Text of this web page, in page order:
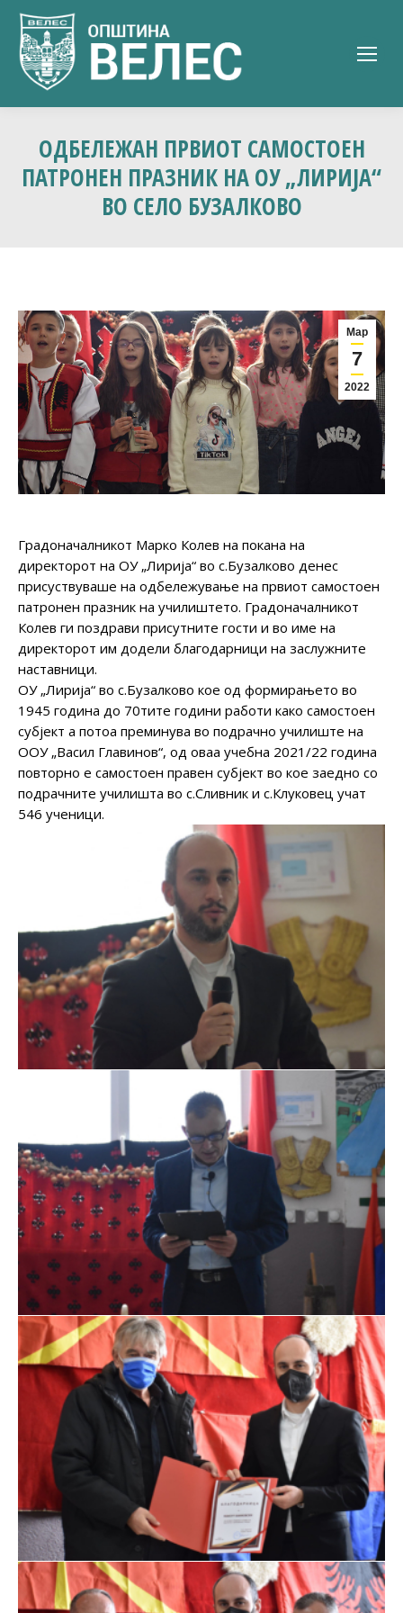
ОДБЕЛЕЖАН ПРВИОТ САМОСТОЕН
ПАТРОНЕН ПРАЗНИК НА ОУ „ЛИРИЈА“
ВО СЕЛО БУЗАЛКОВО
Мар
7
2022
Градоначалникот Марко Колев на покана на
директорот на ОУ „Лирија“ во с.Бузалково денес
присуствуваше на одбележување на првиот самостоен
патронен празник на училиштето. Градоначалникот
Колев ги поздрави присутните гости и во име на
директорот им додели благодарници на заслужните
наставници.
ОУ „Лирија“ во с.Бузалково кое од формирањето во
1945 година до 70тите години работи како самостоен
субјект а потоа преминува во подрачно училиште на
ООУ „Васил Главинов“, од оваа учебна 2021/22 година
повторно е самостоен правен субјект во кое заедно со
подрачните училишта во с.Сливник и с.Клуковец учат
546 ученици.